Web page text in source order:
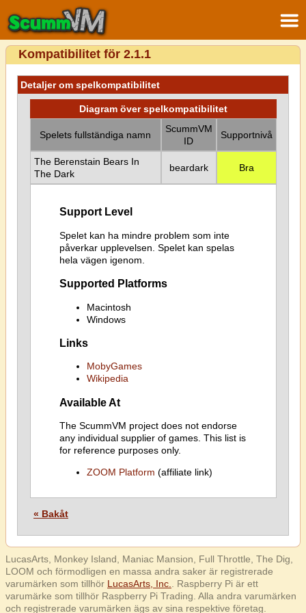
Kompatibilitet för 2.1.1
Detaljer om spelkompatibilitet
Diagram över spelkompatibilitet
Spelets fullständiga namn
ScummVM
ID
Supportnivå
The Berenstain Bears In
The Dark
beardark Bra
Support Level
Spelet kan ha mindre problem som inte
påverkar upplevelsen. Spelet kan spelas
hela vägen igenom.
Supported Platforms
Macintosh
Windows
Links
MobyGames
Wikipedia
Available At
The ScummVM project does not endorse
any individual supplier of games. This list is
for reference purposes only.
ZOOM Platform (affiliate link)
« Bakåt
LucasArts, Monkey Island, Maniac Mansion, Full Throttle, The Dig,
LOOM och förmodligen en massa andra saker är registrerade
varumärken som tillhör LucasArts, Inc.
. Raspberry Pi är ett
varumärke som tillhör Raspberry Pi Trading. Alla andra varumärken
och registrerade varumärken ägs av sina respektive företag.